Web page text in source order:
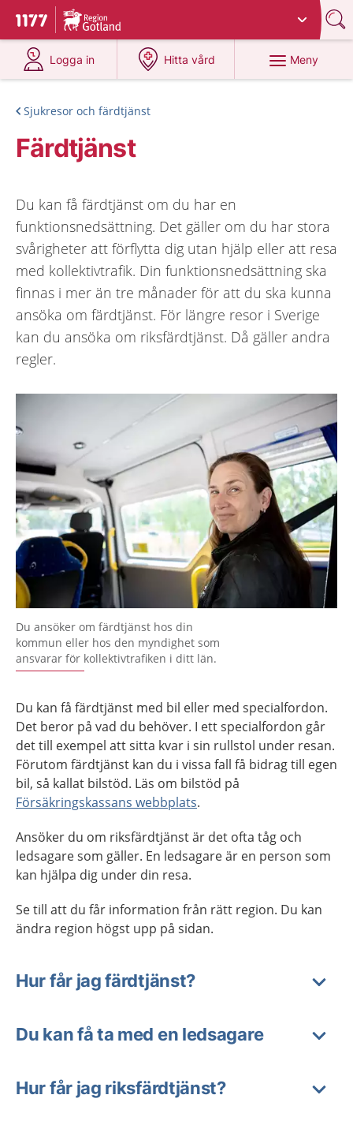
Till startsidan för 1177
Du har valt region
Logga in
på 1177.se
Hitta vård
på 1177.se
Meny
Sjukresor och färdtjänst
Färdtjänst
Du kan få färdtjänst om du har en
funktionsnedsättning. Det gäller om du har stora
svårigheter att förflytta dig utan hjälp eller att resa
med kollektivtrafik. Din funktionsnedsättning ska
finnas i mer än tre månader för att du ska kunna
ansöka om färdtjänst. För längre resor i Sverige
kan du ansöka om riksfärdtjänst. Då gäller andra
regler.
Du ansöker om färdtjänst hos din
kommun eller hos den myndighet som
ansvarar för kollektivtrafiken i ditt län.
Du kan få färdtjänst med bil eller med specialfordon.
Det beror på vad du behöver. I ett specialfordon går
det till exempel att sitta kvar i sin rullstol under resan.
Förutom färdtjänst kan du i vissa fall få bidrag till egen
bil, så kallat bilstöd. Läs om bilstöd på
Försäkringskassans webbplats.
Ansöker du om riksfärdtjänst är det ofta tåg och
ledsagare som gäller. En ledsagare är en person som
kan hjälpa dig under din resa.
Se till att du får information från rätt region. Du kan
ändra region högst upp på sidan.
Hur får jag färdtjänst?
Du kan få ta med en ledsagare
Hur får jag riksfärdtjänst?